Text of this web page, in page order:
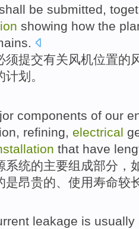
be submitted,
showing how the
.
须提交有关风机位置的
计划 。
components of our
refining electrical
that have
系统的主要组成部分，
是昂贵的、使用寿命较
leakage is usually